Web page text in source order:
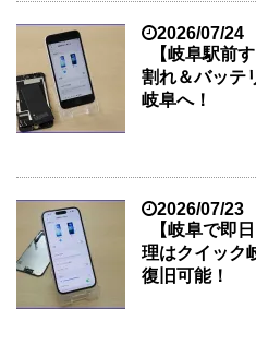
2026/07/24
【岐阜駅前
割れ＆バッテ
岐阜へ！
2026/07/23
【岐阜で即
理はクイック
復旧可能！